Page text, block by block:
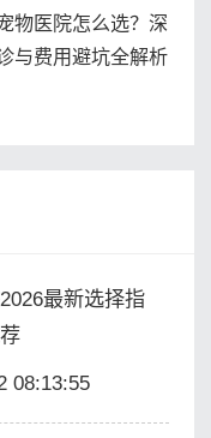
物医院怎么选？深
与费用避坑全解析
最新选择指
08:13:55